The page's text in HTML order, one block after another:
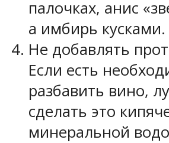
палочках, анис
а имбирь кусками.
Не добавлять
Если есть
разбавить вино,
сделать это
минеральной